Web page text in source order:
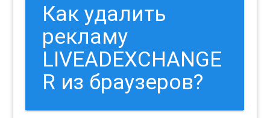
Как удалить
рекламу
LIVEADEXCHANGE
R из браузеров?